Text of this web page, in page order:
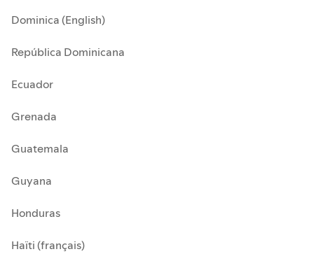
Dominica (English)
República Dominicana
Ecuador
Grenada
Guatemala
Guyana
Honduras
Haïti (français)